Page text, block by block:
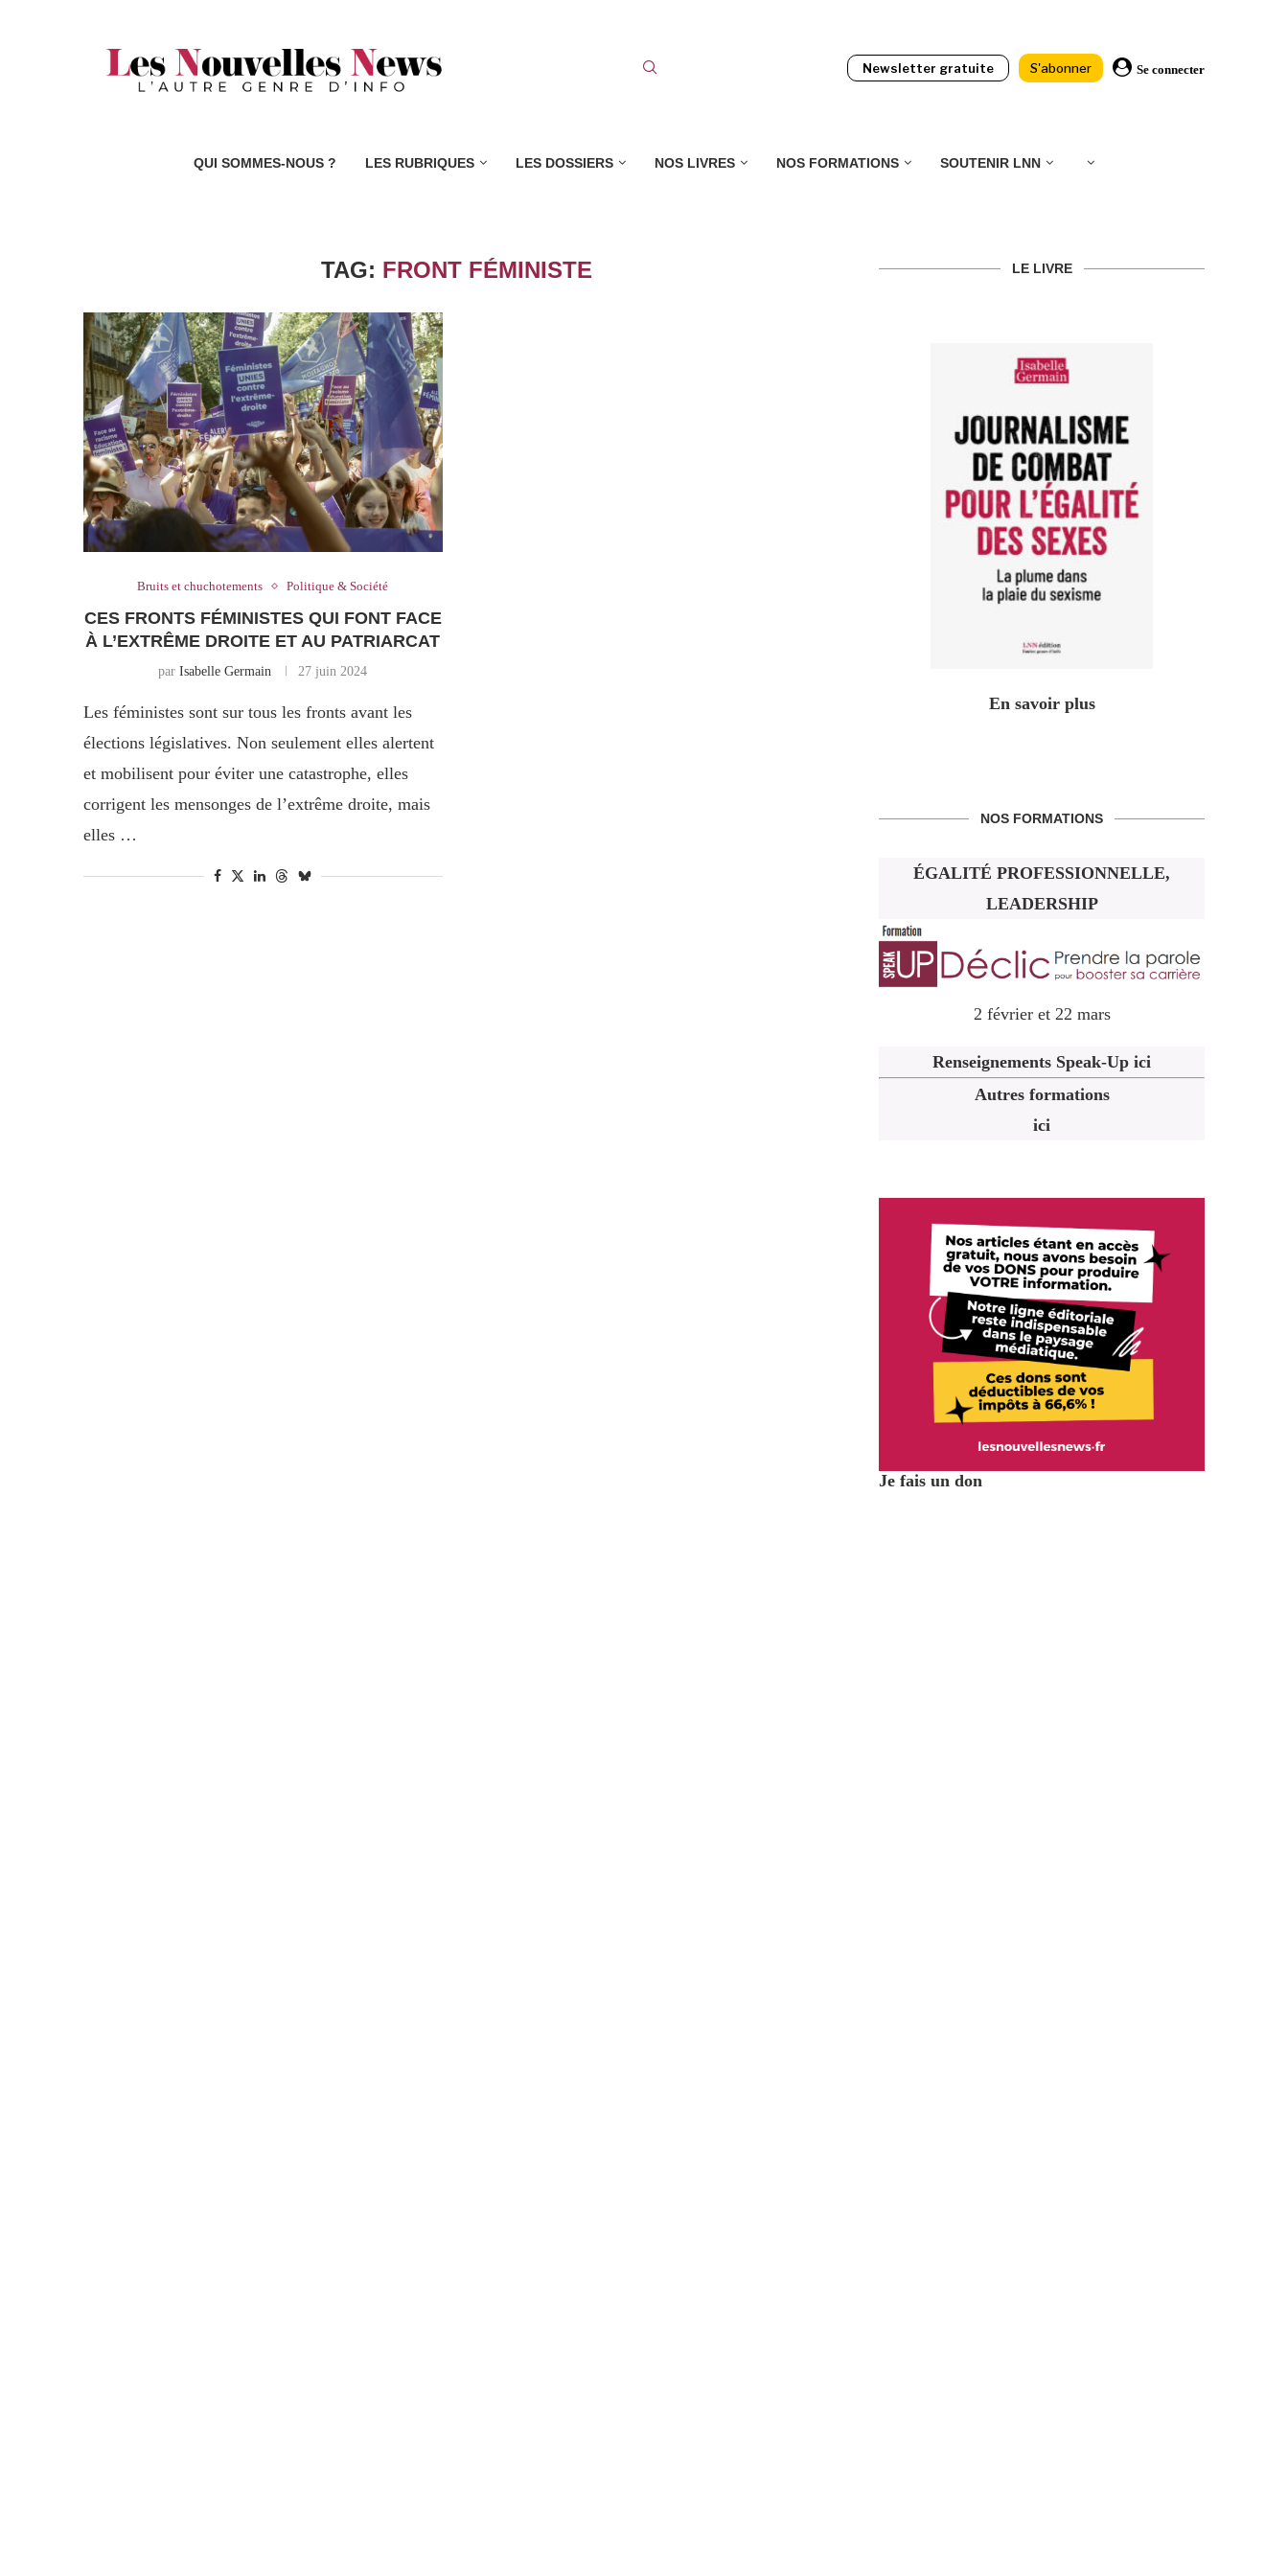
Newsletter gratuite S'abonner Se connecter
QUI SOMMES-NOUS ? LES RUBRIQUES LES DOSSIERS NOS LIVRES NOS FORMATIONS SOUTENIR LNN
TAG: FRONT FÉMINISTE
Bruits et chuchotements Politique & Société
CES FRONTS FÉMINISTES QUI FONT FACE
À L’EXTRÊME DROITE ET AU PATRIARCAT
parIsabelle Germain 27 juin 2024
Les féministes sont sur tous les fronts avant les
élections législatives. Non seulement elles alertent
et mobilisent pour éviter une catastrophe, elles
corrigent les mensonges de l’extrême droite, mais
elles …
LE LIVRE
En savoir plus
NOS FORMATIONS
ÉGALITÉ PROFESSIONNELLE,
LEADERSHIP
2 février et 22 mars
Renseignements Speak-Up ici
Autres formations
ici
Je fais un don